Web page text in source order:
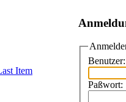
Benutzer:
Paßwort: